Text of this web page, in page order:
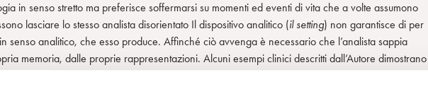
in senso stretto ma preferisce soffermarsi su momenti ed eventi di vita che a volte assumono
lasciare lo stesso analista disorientato Il dispositivo analitico (il setting) non garantisce di per
senso analitico, che esso produce. Affinché ciò avvenga è necessario che l’analista sappia
memoria, dalle proprie rappresentazioni. Alcuni esempi clinici descritti dall’Autore dimostrano
un trauma o la stessa ineluttabilità del destino possano provocare una sorte di annullamento del
annientare la parola e la sua dimensione simbolica, inducendo nello stesso analista una